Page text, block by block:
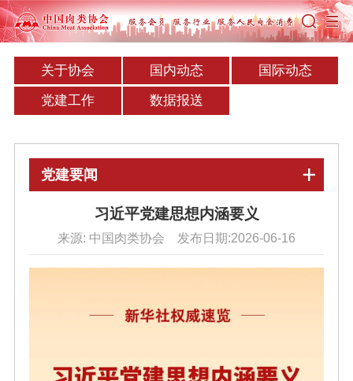
关于协会 国内动态 国际动态
党建工作 数据报送
党建要闻
习近平党建思想内涵要义
来源: 中国肉类协会 发布日期:2026-06-16